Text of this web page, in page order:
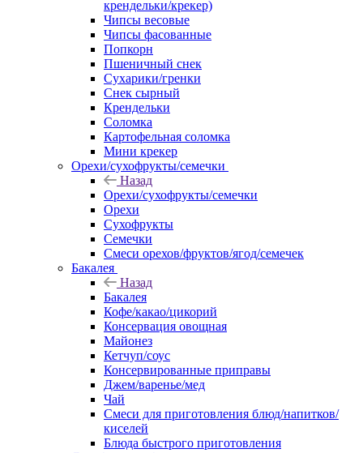
крендельки/крекер)
Чипсы весовые
Чипсы фасованные
Попкорн
Пшеничный снек
Сухарики/гренки
Снек сырный
Крендельки
Соломка
Картофельная соломка
Мини крекер
Орехи/сухофрукты/семечки
Назад
Орехи/сухофрукты/семечки
Орехи
Сухофрукты
Семечки
Смеси орехов/фруктов/ягод/семечек
Бакалея
Назад
Бакалея
Кофе/какао/цикорий
Консервация овощная
Майонез
Кетчуп/соус
Консервированные приправы
Джем/варенье/мед
Чай
Смеси для приготовления блюд/напитков/
киселей
Блюда быстрого приготовления